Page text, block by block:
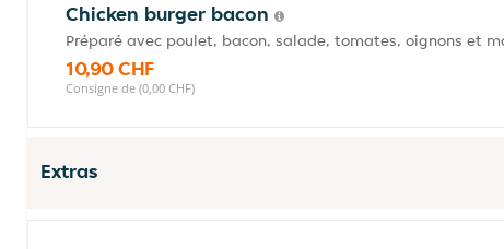
Chicken burger bacon
Préparé avec poulet, bacon, salade, tomates, oignons et
10,90 CHF
Consigne de (0,00 CHF)
Extras